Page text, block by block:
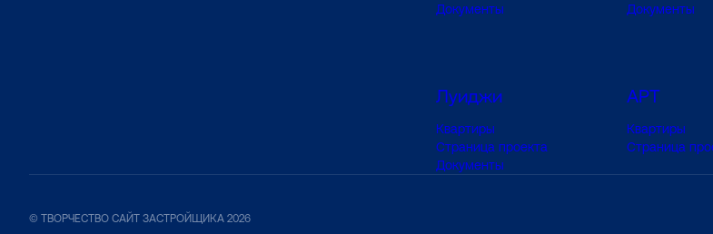
Документы
Документы
Луиджи
Квартиры
Страница проекта
Документы
АРТ
Квартиры
Страница
© ТВОРЧЕСТВО САЙТ ЗАСТРОЙЩИКА 2026